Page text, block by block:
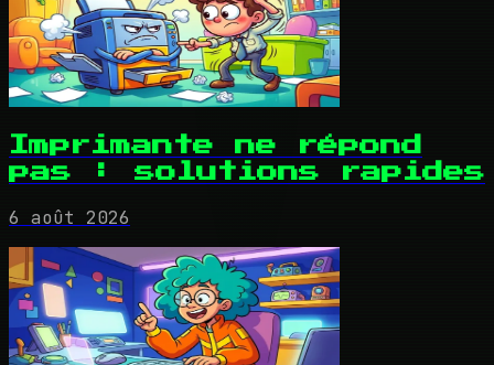
Imprimante ne répond
pas : solutions rapides
6 août 2026